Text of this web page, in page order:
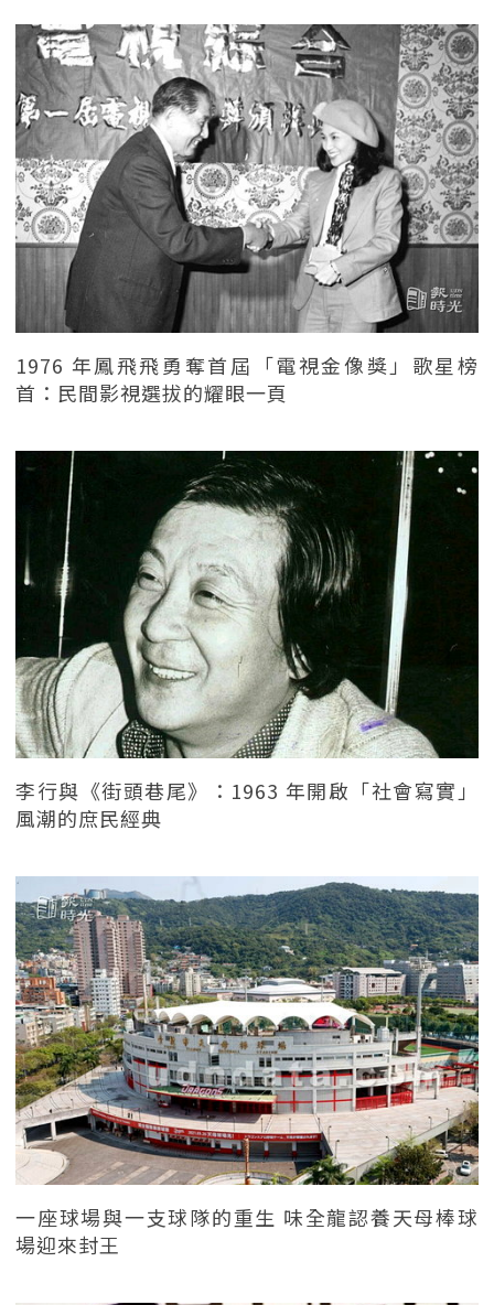
1976 年鳳飛飛勇奪首屆「電視金像獎」歌星榜
首：民間影視選拔的耀眼一頁
李行與《街頭巷尾》：1963 年開啟「社會寫實」
風潮的庶民經典
一座球場與一支球隊的重生 味全龍認養天母棒球
場迎來封王